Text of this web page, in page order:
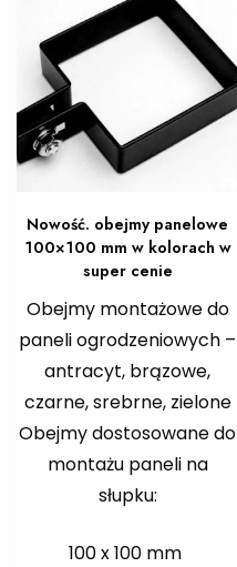
Nowość. obejmy panelowe
100×100 mm w kolorach w
super cenie
Obejmy montażowe do
paneli ogrodzeniowych –
antracyt, brązowe,
czarne, srebrne, zielone
Obejmy dostosowane do
montażu paneli na
słupku:
100 x 100 mm